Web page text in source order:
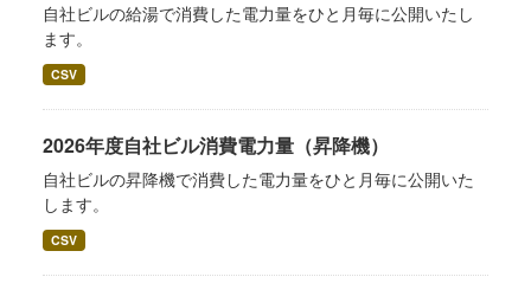
自社ビルの給湯で消費した電力量をひと月毎に公開いたし
ます。
CSV
2026年度自社ビル消費電力量（昇降機）
自社ビルの昇降機で消費した電力量をひと月毎に公開いた
します。
CSV